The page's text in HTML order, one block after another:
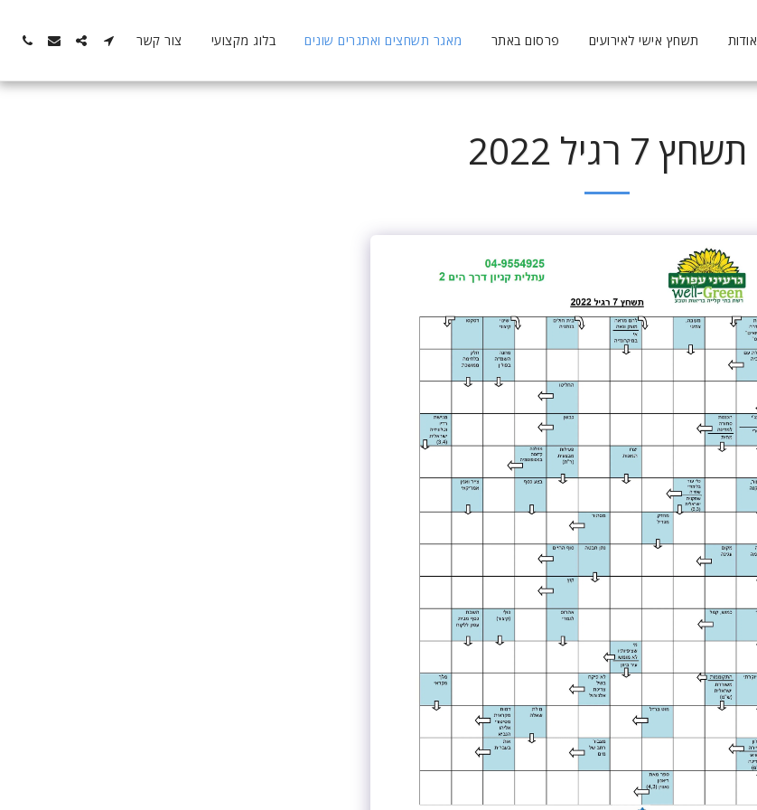
אודות תשחץ אישי לאירועים פרסום באתר מאגר תשחצים ואתגרים שונים בלוג מקצועי צור קשר
תשחץ 7 רגיל 2022